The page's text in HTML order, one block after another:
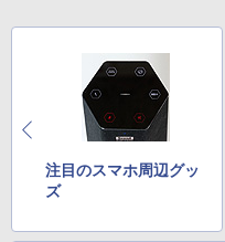
注目のスマホ周辺グッ
ズ